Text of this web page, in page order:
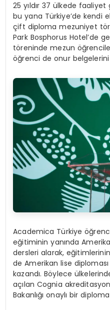
25 yıldır 37 ülkede faaliyet
bu yana Türkiye’de kendi
çift diploma mezuniyet
Park Bosphorus Hotel’de
töreninde mezun
öğrenci de onur belgelerini
Academica Türkiye
eğitiminin yanında
dersleri alarak,
de Amerikan lise
kazandı. Böylece
açılan Cognia
Bakanlığı onaylı bir